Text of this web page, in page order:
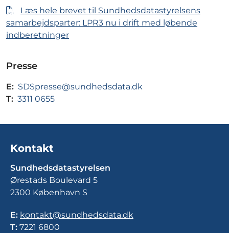
Læs hele brevet til Sundhedsdatastyrelsens
samarbejdsparter: LPR3 nu i drift med løbende
indberetninger
Presse
E: SDSpresse@sundhedsdata.dk
T: 3311 0655
Kontakt
Sundhedsdatastyrelsen
Ørestads Boulevard 5
2300 København S
E: kontakt@sundhedsdata.dk
T: 7221 6800